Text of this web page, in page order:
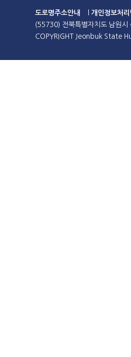
도로명주소안내 개인정보처리
(55730) 전북특별자치도 남원
COPYRIGHT Jeonbuk State